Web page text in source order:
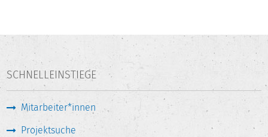
SCHNELLEINSTIEGE
Mitarbeiter*innen
Projektsuche